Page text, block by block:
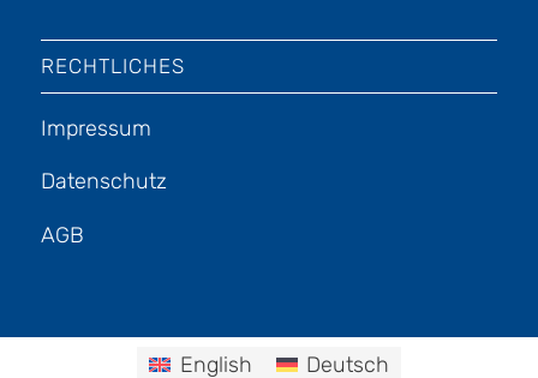
RECHTLICHES
Impressum
Datenschutz
AGB
English Deutsch